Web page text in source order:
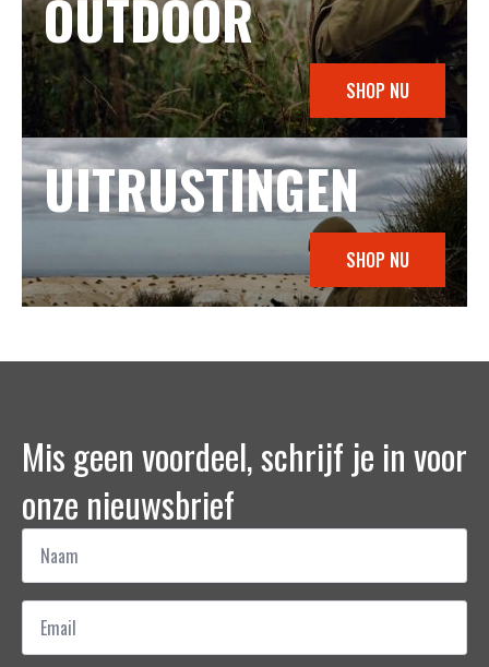
OUTDOOR
SHOP NU
UITRUSTINGEN
SHOP NU
Mis geen voordeel, schrijf je in voor
onze nieuwsbrief
Naam
Email